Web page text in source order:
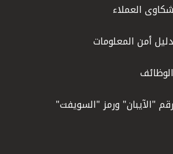
شكاوى العملاء
دليل أمن المعلومات
الوظائف
رقم "الآيبان" ورمز "السويفت"